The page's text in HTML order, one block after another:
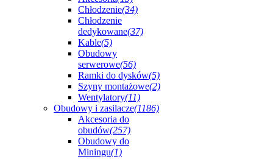
Chłodzenie(34)
Chłodzenie
dedykowane(37)
Kable(5)
Obudowy
serwerowe(56)
Ramki do dysków(5)
Szyny montażowe(2)
Wentylatory(11)
Obudowy i zasilacze(1186)
Akcesoria do
obudów(257)
Obudowy do
Miningu(1)